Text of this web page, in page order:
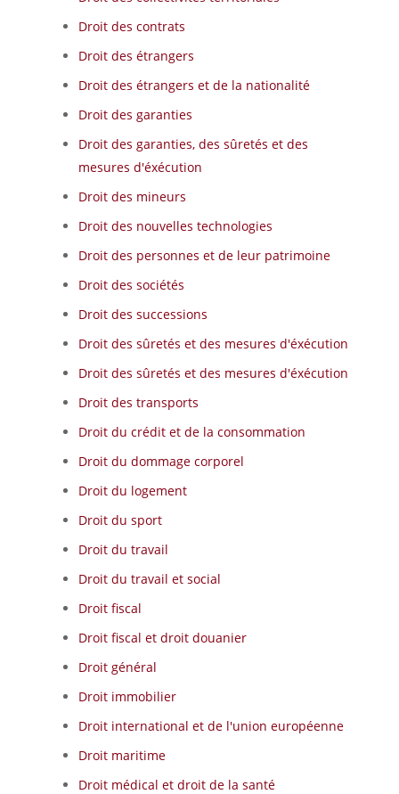
Droit des contrats
Droit des étrangers
Droit des étrangers et de la nationalité
Droit des garanties
Droit des garanties, des sûretés et des
mesures d'éxécution
Droit des mineurs
Droit des nouvelles technologies
Droit des personnes et de leur patrimoine
Droit des sociétés
Droit des successions
Droit des sûretés et des mesures d'éxécution
Droit des sûretés et des mesures d'éxécution
Droit des transports
Droit du crédit et de la consommation
Droit du dommage corporel
Droit du logement
Droit du sport
Droit du travail
Droit du travail et social
Droit fiscal
Droit fiscal et droit douanier
Droit général
Droit immobilier
Droit international et de l'union européenne
Droit maritime
Droit médical et droit de la santé